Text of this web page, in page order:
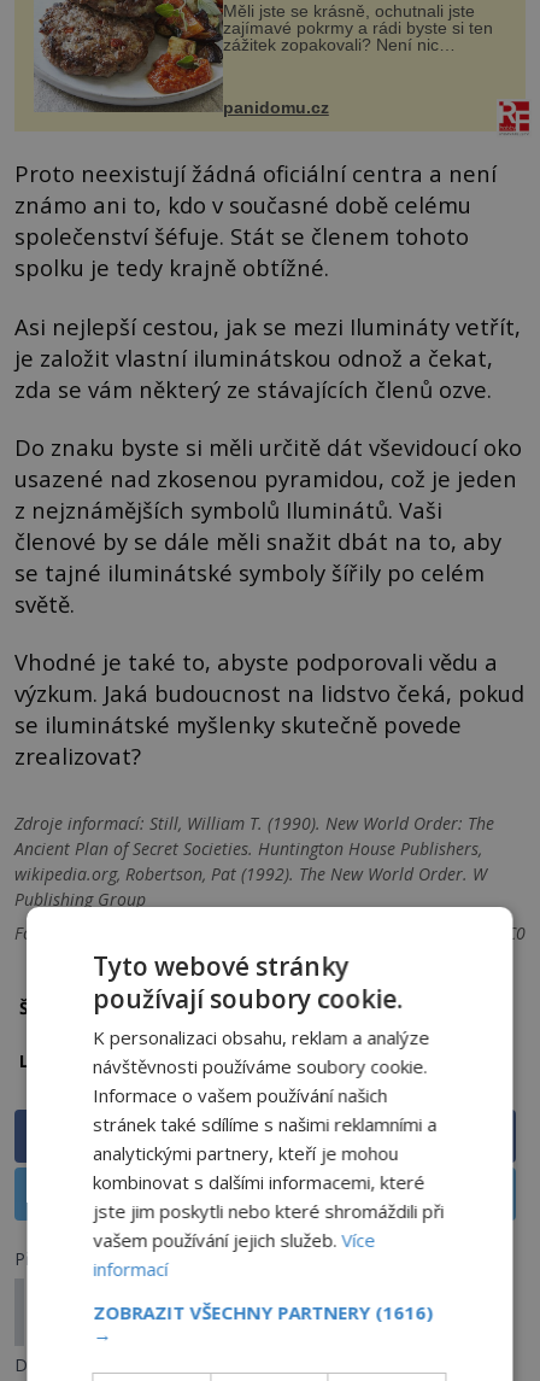
Měli jste se krásně, ochutnali jste
zajímavé pokrmy a rádi byste si ten
zážitek zopakovali? Není nic
snazšího. Pljeskavica (10 porcí)
Možná jste ji ochutnali na dovolené v
panidomu.cz
Proto neexistují žádná oficiální centra a není
známo ani to, kdo v současné době celému
společenství šéfuje. Stát se členem tohoto
spolku je tedy krajně obtížné.
Asi nejlepší cestou, jak se mezi Ilumináty vetřít,
je založit vlastní iluminátskou odnož a čekat,
zda se vám některý ze stávajících členů ozve.
Do znaku byste si měli určitě dát vševidoucí oko
usazené nad zkosenou pyramidou, což je jeden
z nejznámějších symbolů Iluminátů. Vaši
členové by se dále měli snažit dbát na to, aby
se tajné iluminátské symboly šířily po celém
světě.
Vhodné je také to, abyste podporovali vědu a
výzkum. Jaká budoucnost na lidstvo čeká, pokud
se iluminátské myšlenky skutečně povede
zrealizovat?
Zdroje informací: Still, William T. (1990). New World Order: The
Ancient Plan of Secret Societies. Huntington House Publishers,
wikipedia.org, Robertson, Pat (1992). The New World Order. W
Publishing Group
Foto: 1: Pixabay, 2: Benutzer:Verwüstung, volné dílo, 3: Ilikeriri, CC0
Štítky: ilumináti manipulace tajné spolky
Lokalita: USA Země
Sdílet na Facebooku
Sdílet na X
Předchozí článek
Japonská hora Senganmori: Stovky hlášení o UFO
během jediného roku!
Další článek
Tyto webové stránky
používají soubory cookie.
K personalizaci obsahu, reklam a analýze
návštěvnosti používáme soubory cookie.
Informace o vašem používání našich
stránek také sdílíme s našimi reklamními a
analytickými partnery, kteří je mohou
kombinovat s dalšími informacemi, které
jste jim poskytli nebo které shromáždili při
vašem používání jejich služeb.Více
informací
ZOBRAZIT VŠECHNY PARTNERY (1616)
→